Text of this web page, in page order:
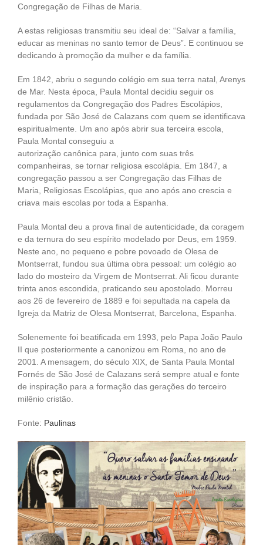
Congregação de Filhas de Maria.
A estas religiosas transmitiu seu ideal de: “Salvar a família,
educar as meninas no santo temor de Deus”. E continuou se
dedicando à promoção da mulher e da família.
Em 1842, abriu o segundo colégio em sua terra natal, Arenys
de Mar. Nesta época, Paula Montal decidiu seguir os
regulamentos da Congregação dos Padres Escolápios,
fundada por São José de Calazans com quem se identificava
espiritualmente. Um ano após abrir sua terceira escola,
Paula Montal conseguiu a
autorização canônica para, junto com suas três
companheiras, se tornar religiosa escolápia. Em 1847, a
congregação passou a ser Congregação das Filhas de
Maria, Religiosas Escolápias, que ano após ano crescia e
criava mais escolas por toda a Espanha.
Paula Montal deu a prova final de autenticidade, da coragem
e da ternura do seu espírito modelado por Deus, em 1959.
Neste ano, no pequeno e pobre povoado de Olesa de
Montserrat, fundou sua última obra pessoal: um colégio ao
lado do mosteiro da Virgem de Montserrat. Ali ficou durante
trinta anos escondida, praticando seu apostolado. Morreu
aos 26 de fevereiro de 1889 e foi sepultada na capela da
Igreja da Matriz de Olesa Montserrat, Barcelona, Espanha.
Solenemente foi beatificada em 1993, pelo Papa João Paulo
II que posteriormente a canonizou em Roma, no ano de
2001. A mensagem, do século XIX, de Santa Paula Montal
Fornés de São José de Calazans será sempre atual e fonte
de inspiração para a formação das gerações do terceiro
milênio cristão.
Fonte: Paulinas